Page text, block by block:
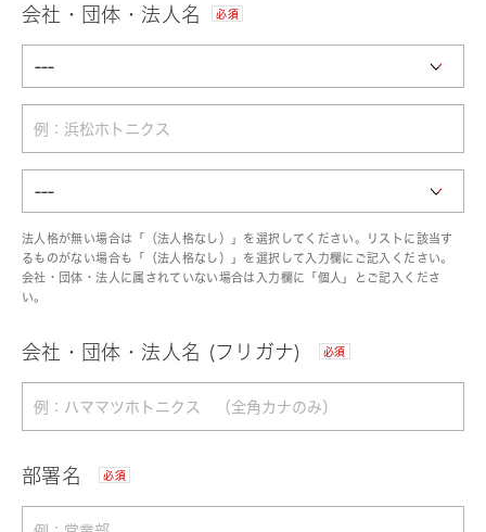
会社・団体・法人名 必須
法人格が無い場合は「（法人格なし）」を選択してください。リストに該当す
るものがない場合も「（法人格なし）」を選択して入力欄にご記入ください。
会社・団体・法人に属されていない場合は入力欄に「個人」とご記入くださ
い。
会社・団体・法人名 (フリガナ) 必須
部署名 必須